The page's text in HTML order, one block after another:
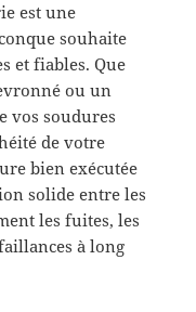
est une
souhaite
et fiables. Que
ou un
vos soudures
de votre
bien exécutée
solide entre les
les fuites, les
à long